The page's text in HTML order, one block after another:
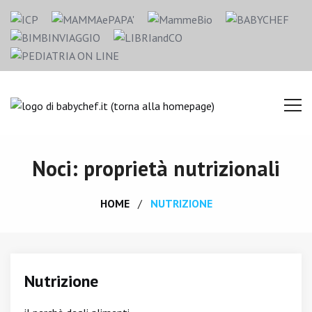
Noci: proprietà nutrizionali
HOME NUTRIZIONE
Nutrizione